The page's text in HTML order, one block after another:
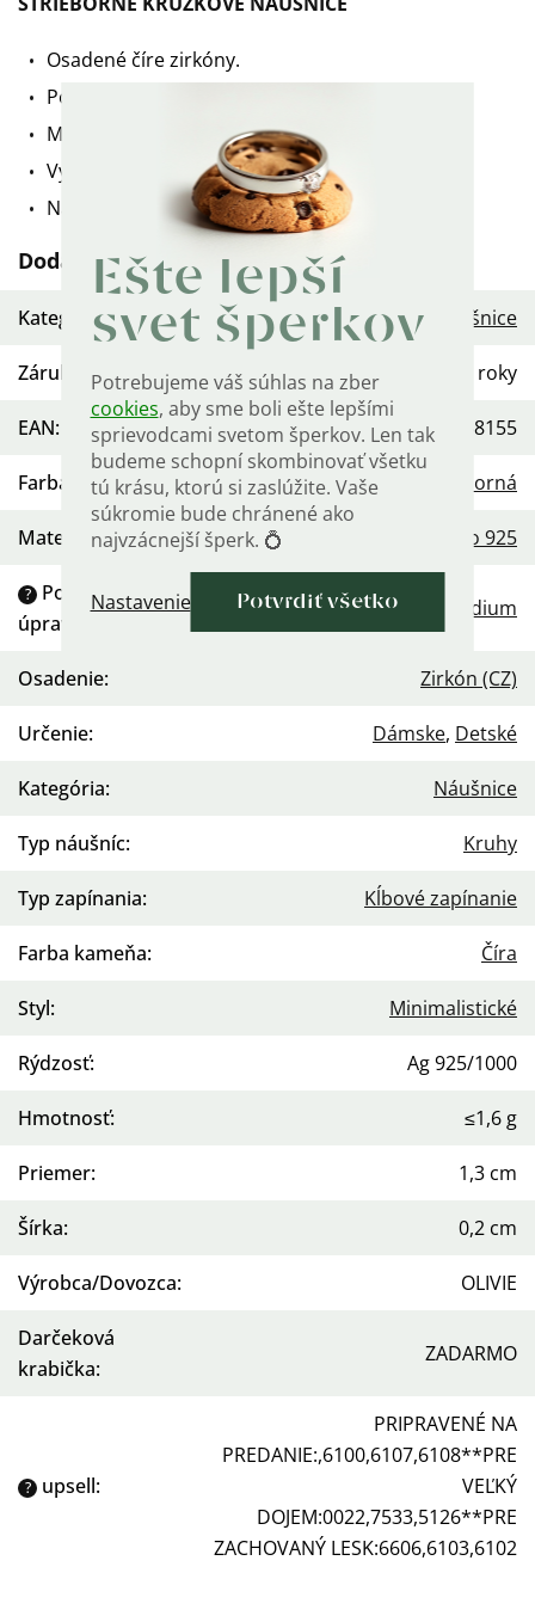
Ešte lepší
svet šperkov
Potrebujeme váš súhlas na zber
cookies, aby sme boli ešte lepšími
sprievodcami svetom šperkov. Len tak
budeme schopní skombinovať všetku
tú krásu, ktorú si zaslúžite. Vaše
súkromie bude chránené ako
najvzácnejší šperk. 💍
Nastavenie Potvrdiť všetko
Osadené číre zirkóny.
Povrchová úprava: ródium.
Malé a veľmi pekné kvalitné krúžky.
Vyrobené zo striebra rýdzosti 925/1000.
Náušnice sú označené puncom rýdzosti.
Dodatočné parametre
Kategória: Dámske strieborné náušnice
Záruka 2 roky
EAN: 568754458155
Farba Strieborná
Materiál: Striebro 925
?
Povrchová
úprava
Rhodium
Osadenie: Zirkón (CZ)
Určenie: Dámske, Detské
Kategória: Náušnice
Typ náušníc: Kruhy
Typ zapínania: Kĺbové zapínanie
Farba kameňa: Číra
Styl: Minimalistické
Rýdzosť: Ag 925/1000
Hmotnosť: ≤1,6 g
Priemer: 1,3 cm
Šírka: 0,2 cm
Výrobca/Dovozca: OLIVIE
Darčeková
krabička:
ZADARMO
? upsell:
PRIPRAVENÉ NA
PREDANIE:,6100,6107,6108**PRE
VEĽKÝ
DOJEM:0022,7533,5126**PRE
ZACHOVANÝ LESK:6606,6103,6102